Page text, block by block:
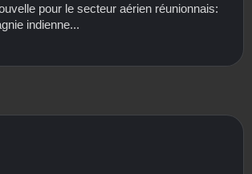
pour le secteur aérien réunionnais:
indienne...